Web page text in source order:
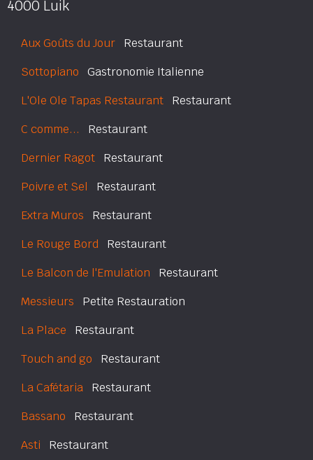
4000 Luik
Aux Goûts du Jour Restaurant
Sottopiano Gastronomie Italienne
L'Ole Ole Tapas Restaurant Restaurant
C comme... Restaurant
Dernier Ragot Restaurant
Poivre et Sel Restaurant
Extra Muros Restaurant
Le Rouge Bord Restaurant
Le Balcon de l'Emulation Restaurant
Messieurs Petite Restauration
La Place Restaurant
Touch and go Restaurant
La Cafétaria Restaurant
Bassano Restaurant
Asti Restaurant